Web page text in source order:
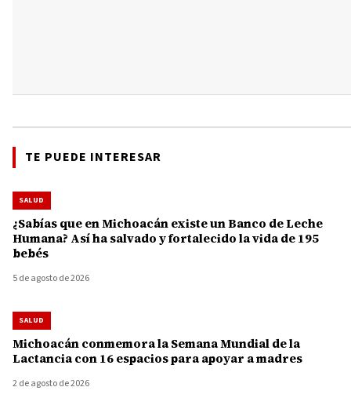
TE PUEDE INTERESAR
SALUD
¿Sabías que en Michoacán existe un Banco de Leche
Humana? Así ha salvado y fortalecido la vida de 195
bebés
5 de agosto de 2026
SALUD
Michoacán conmemora la Semana Mundial de la
Lactancia con 16 espacios para apoyar a madres
2 de agosto de 2026